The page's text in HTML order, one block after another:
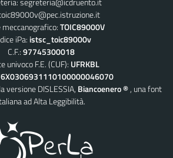
meccanografico:TOIC89000V
iPa: istsc_toic89000v
C.F.:97745300018
univoco F.E. (CUF): UFRKBL
versione DISLESSIA, Biancoenero ®, una font
ad Alta Leggibilità.